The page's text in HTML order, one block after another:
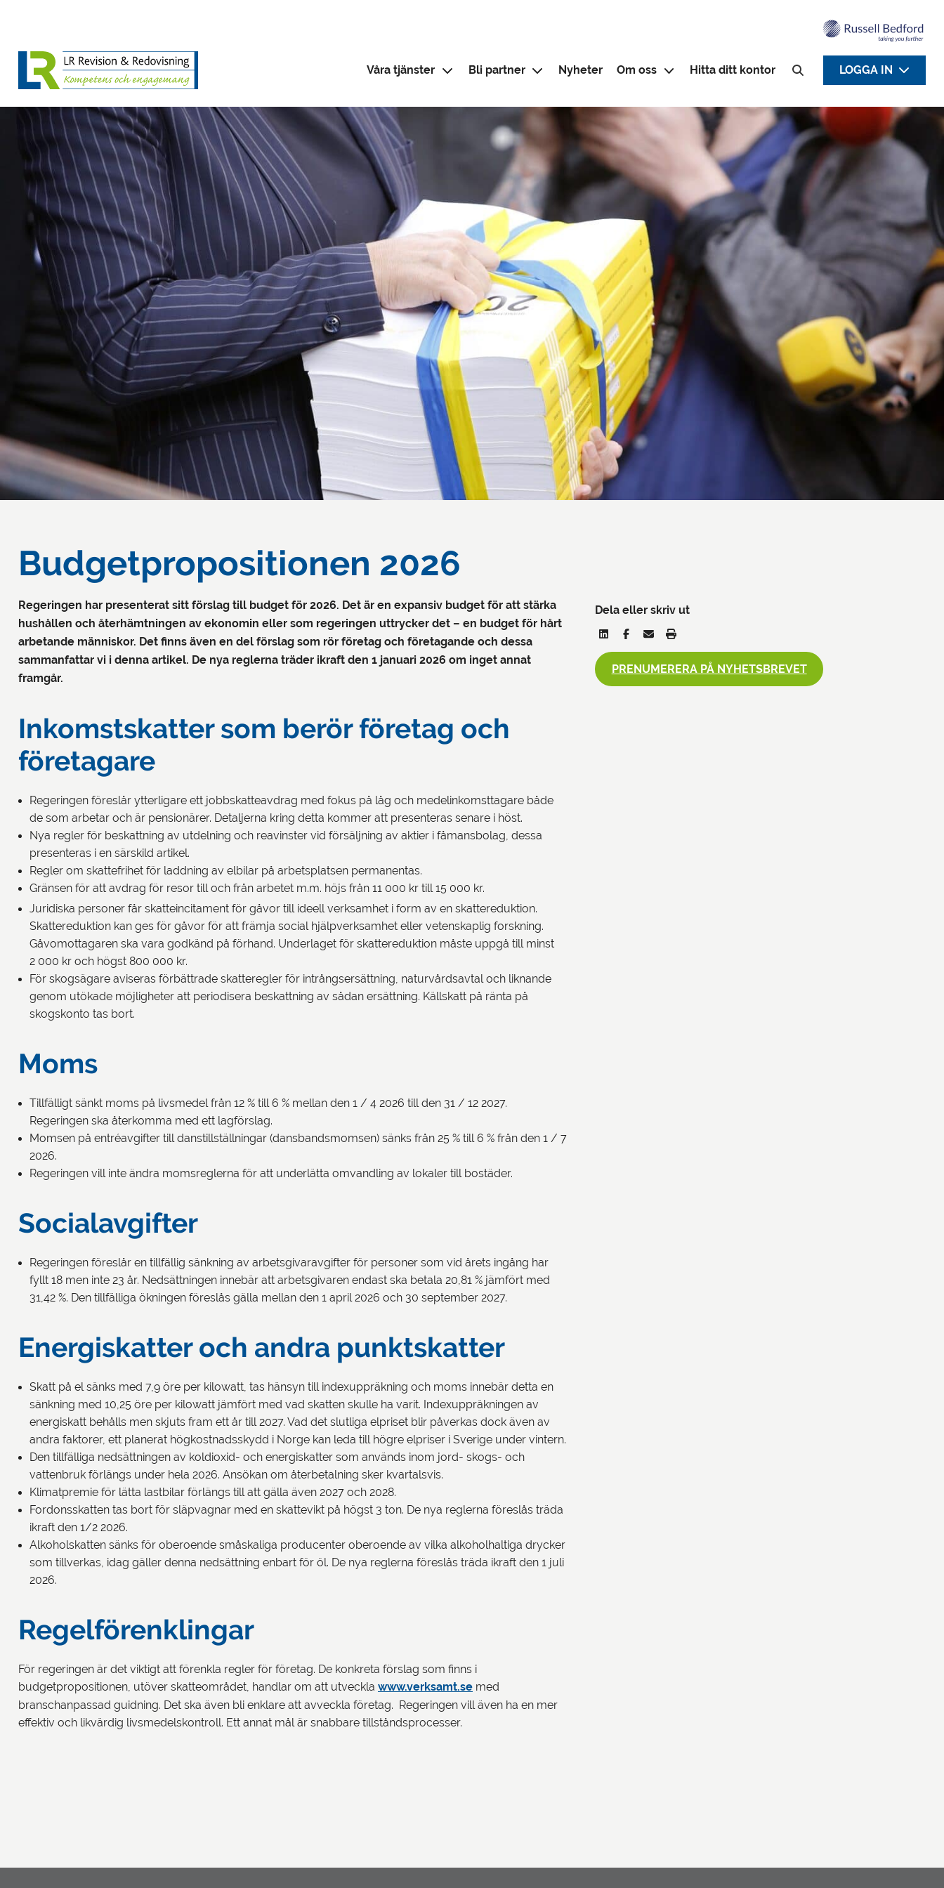
Våra tjänster Bli partner Nyheter Om oss Hitta ditt kontor
Sök efter:
LOGGA IN
Budgetpropositionen 2026
Regeringen har presenterat sitt förslag till budget för 2026. Det är en expansiv budget för att stärka
hushållen och återhämtningen av ekonomin eller som regeringen uttrycker det – en budget för hårt
arbetande människor. Det finns även en del förslag som rör företag och företagande och dessa
sammanfattar vi i denna artikel. De nya reglerna träder ikraft den 1 januari 2026 om inget annat
framgår.
Inkomstskatter som berör företag och
företagare
Regeringen föreslår ytterligare ett jobbskatteavdrag med fokus på låg och medelinkomsttagare både
de som arbetar och är pensionärer. Detaljerna kring detta kommer att presenteras senare i höst.
Nya regler för beskattning av utdelning och reavinster vid försäljning av aktier i fåmansbolag, dessa
presenteras i en särskild artikel.
Regler om skattefrihet för laddning av elbilar på arbetsplatsen permanentas.
Gränsen för att avdrag för resor till och från arbetet m.m. höjs från 11 000 kr till 15 000 kr.
Juridiska personer får skatteincitament för gåvor till ideell verksamhet i form av en skattereduktion.
Skattereduktion kan ges för gåvor för att främja social hjälpverksamhet eller vetenskaplig forskning.
Gåvomottagaren ska vara godkänd på förhand. Underlaget för skattereduktion måste uppgå till minst
2 000 kr och högst 800 000 kr.
För skogsägare aviseras förbättrade skatteregler för intrångsersättning, naturvårdsavtal och liknande
genom utökade möjligheter att periodisera beskattning av sådan ersättning. Källskatt på ränta på
skogskonto tas bort.
Moms
Tillfälligt sänkt moms på livsmedel från 12 % till 6 % mellan den 1 / 4 2026 till den 31 / 12 2027.
Regeringen ska återkomma med ett lagförslag.
Momsen på entréavgifter till danstillställningar (dansbandsmomsen) sänks från 25 % till 6 % från den 1 / 7
2026.
Regeringen vill inte ändra momsreglerna för att underlätta omvandling av lokaler till bostäder.
Socialavgifter
Regeringen föreslår en tillfällig sänkning av arbetsgivaravgifter för personer som vid årets ingång har
fyllt 18 men inte 23 år. Nedsättningen innebär att arbetsgivaren endast ska betala 20,81 % jämfört med
31,42 %. Den tillfälliga ökningen föreslås gälla mellan den 1 april 2026 och 30 september 2027.
Energiskatter och andra punktskatter
Skatt på el sänks med 7,9 öre per kilowatt, tas hänsyn till indexuppräkning och moms innebär detta en
sänkning med 10,25 öre per kilowatt jämfört med vad skatten skulle ha varit. Indexuppräkningen av
energiskatt behålls men skjuts fram ett år till 2027. Vad det slutliga elpriset blir påverkas dock även av
andra faktorer, ett planerat högkostnadsskydd i Norge kan leda till högre elpriser i Sverige under vintern.
Den tillfälliga nedsättningen av koldioxid- och energiskatter som används inom jord- skogs- och
vattenbruk förlängs under hela 2026. Ansökan om återbetalning sker kvartalsvis.
Klimatpremie för lätta lastbilar förlängs till att gälla även 2027 och 2028.
Fordonsskatten tas bort för släpvagnar med en skattevikt på högst 3 ton. De nya reglerna föreslås träda
ikraft den 1/2 2026.
Alkoholskatten sänks för oberoende småskaliga producenter oberoende av vilka alkoholhaltiga drycker
som tillverkas, idag gäller denna nedsättning enbart för öl. De nya reglerna föreslås träda ikraft den 1 juli
2026.
Regelförenklingar
För regeringen är det viktigt att förenkla regler för företag. De konkreta förslag som finns i
budgetpropositionen, utöver skatteområdet, handlar om att utveckla www.verksamt.se med
branschanpassad guidning. Det ska även bli enklare att avveckla företag. Regeringen vill även ha en mer
effektiv och likvärdig livsmedelskontroll. Ett annat mål är snabbare tillståndsprocesser.
Dela eller skriv ut
PRENUMERERA PÅ NYHETSBREVET